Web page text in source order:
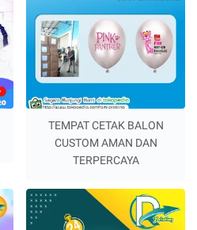
TEMPAT CETAK BALON
CUSTOM AMAN DAN
TERPERCAYA